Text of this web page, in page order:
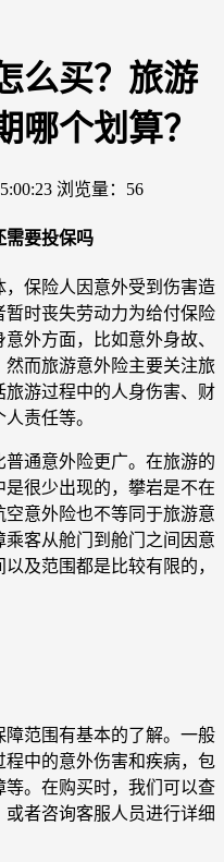
么买？旅游
哪个划算？
浏览量：56
需要投保吗
保险人因意外受到伤害造
时丧失劳动力为给付保险
外方面，比如意外身故、
而旅游意外险主要关注旅
游过程中的人身伤害、财
责任等。
通意外险更广。在旅游的
很少出现的，攀岩是不在
意外险也不等同于旅游意
客从舱门到舱门之间因意
及范围都是比较有限的，
范围有基本的了解。一般
中的意外伤害和疾病，包
。在购买时，我们可以查
者咨询客服人员进行详细